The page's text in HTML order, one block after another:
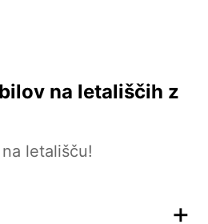
na letališčih z
letališču!